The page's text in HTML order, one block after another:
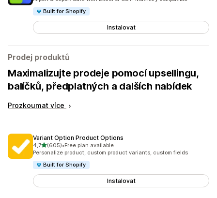
Built for Shopify
Instalovat
Prodej produktů
Maximalizujte prodeje pomocí upsellingu,
balíčků, předplatných a dalších nabídek
Prozkoumat více
Variant Option Product Options
4,7z 5 hvězd
(605)
Celkový počet recenzí: 605
•Free plan available
Personalize product, custom product variants, custom fields
Built for Shopify
Instalovat